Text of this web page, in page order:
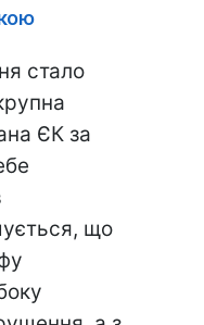
стало
ЄК за
що